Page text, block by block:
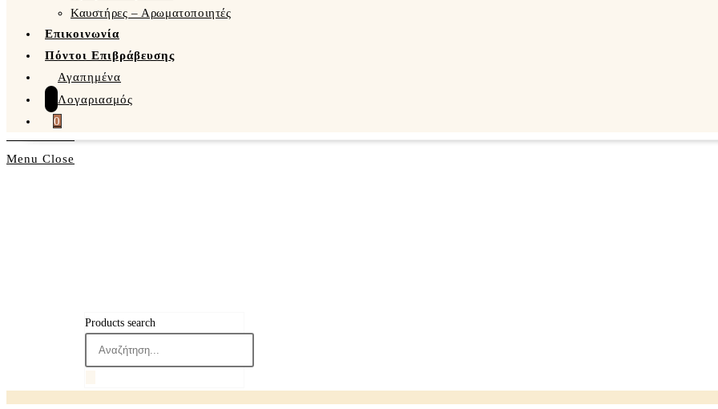
Καυστήρες – Αρωματοποιητές
Επικοινωνία
Πόντοι Επιβράβευσης
Αγαπημένα
Λογαριασμός
0
Menu Close
Products search